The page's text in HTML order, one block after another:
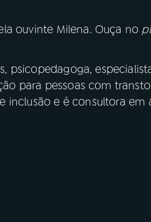
ouvinte Milena. Ouça no
psicopedagoga,
para pessoas com
inclusão e é consultora em